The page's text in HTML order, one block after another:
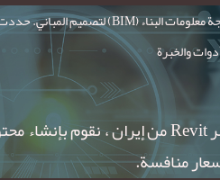
والخبرة
منافسة.